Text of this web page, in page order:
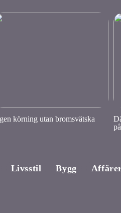
körning utan bromsvätska
Livsstil Bygg